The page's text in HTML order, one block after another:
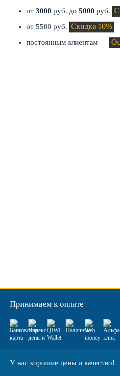
от 3000 руб. до 5000 руб.
от 5500 руб. Скидка 10%
постоянным клиентам —
Принимаем к оплате
У нас хорошие цены и качество!